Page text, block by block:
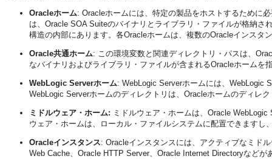
Oracleホーム: Oracleホームには、特定の製品をホストするために
は、Oracle SOA Suiteのバイナリとライブラリ・ファイルが格納
構造の内部にあります。各Oracleホームは、複数のOracleインスタ
Oracle共通ホーム: この環境変数と関連ディレクトリ・パスは、
なバイナリおよびライブラリ・ファイルが含まれるOracleホームを
WebLogic Serverホーム: WebLogic Serverホームには、WebLogic
WebLogic Serverホームのディレクトリは、Oracleホームのディレ
ミドルウェア・ホーム: ミドルウェア・ホームは、Oracle
ウェア・ホームは、ローカル・ファイルシステムに配置できます
Oracleインスタンス: Oracleインスタンスには、アクティブなミド
Web Cache、Oracle HTTP Server、Oracle Internet Directoryなど